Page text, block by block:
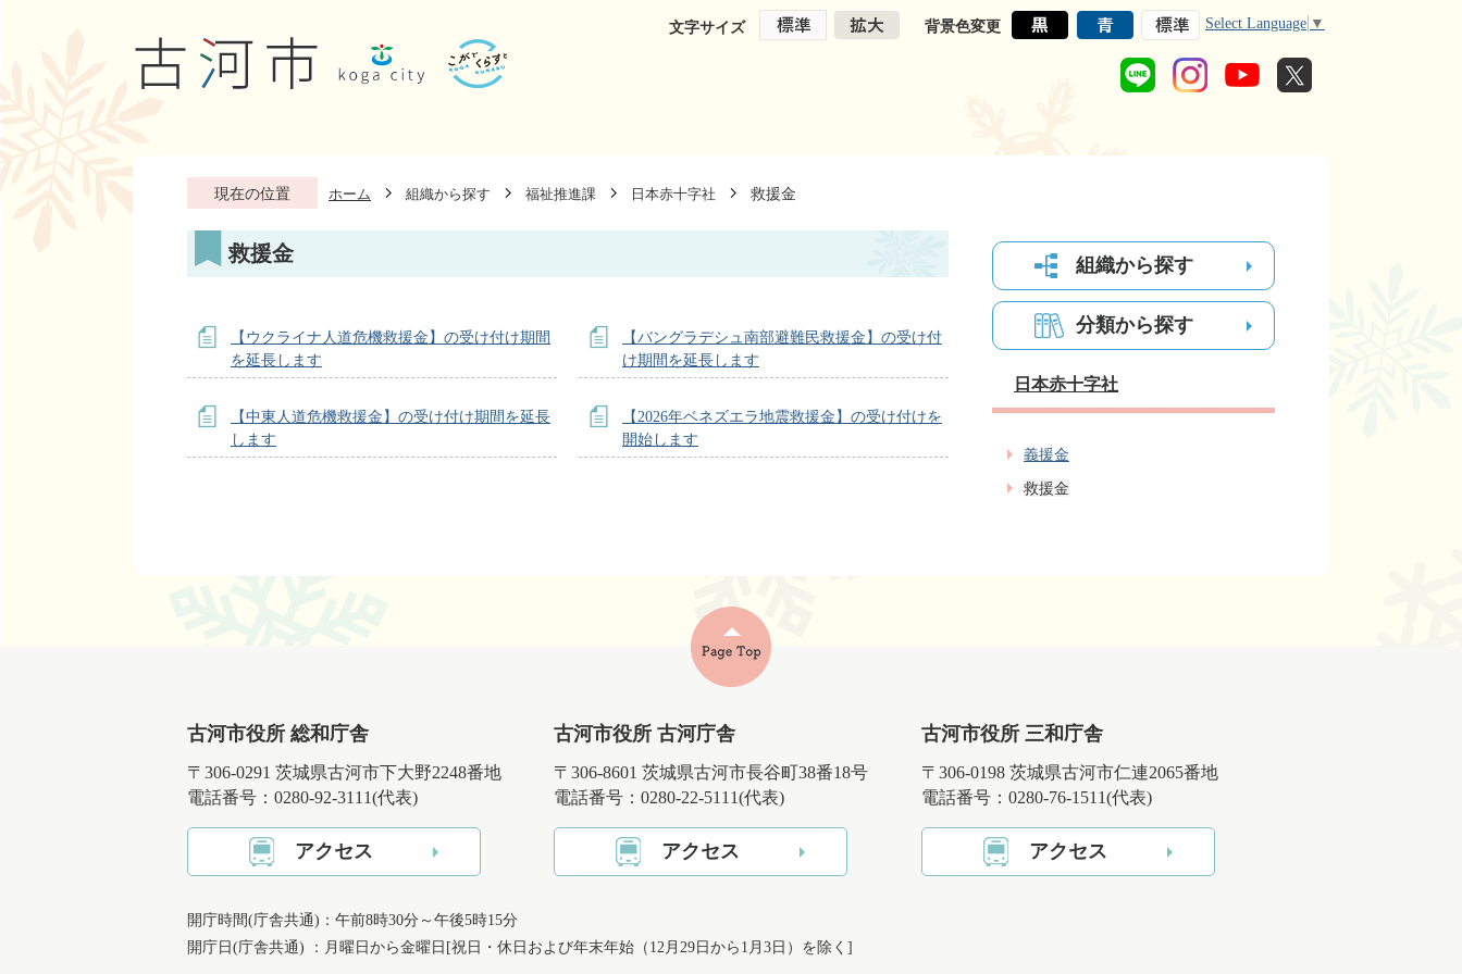
文字サイズ 背景色変更 Select Language ▼
現在の位置 ホーム 組織から探す 福祉推進課 日本赤十字社 救援金
救援金
【ウクライナ人道危機救援金】の受け付け期間
を延長します
【バングラデシュ南部避難民救援金】の受け付
け期間を延長します
【中東人道危機救援金】の受け付け期間を延長
します
【2026年ベネズエラ地震救援金】の受け付けを
開始します
組織から探す
分類から探す
日本赤十字社
義援金
救援金
古河市役所 総和庁舎
〒306-0291 茨城県古河市下大野2248番地
電話番号：0280-92-3111(代表)
アクセス
古河市役所 古河庁舎
〒306-8601 茨城県古河市長谷町38番18号
電話番号：0280-22-5111(代表)
アクセス
古河市役所 三和庁舎
〒306-0198 茨城県古河市仁連2065番地
電話番号：0280-76-1511(代表)
アクセス
開庁時間(庁舎共通)：午前8時30分～午後5時15分
開庁日(庁舎共通) ：月曜日から金曜日[祝日・休日および年末年始（12月29日から1月3日）を除く]